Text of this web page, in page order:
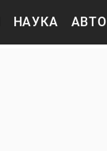
НАУКА АВТО